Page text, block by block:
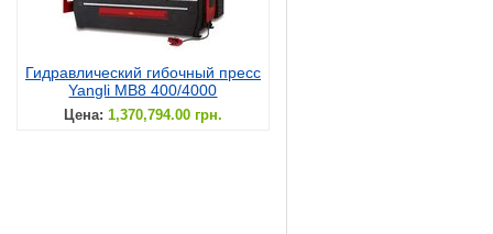
Гидравлический гибочный пресс
Yangli MB8 400/4000
Цена: 1,370,794.00 грн.